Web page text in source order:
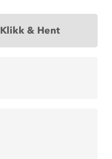
Klikk & Hent